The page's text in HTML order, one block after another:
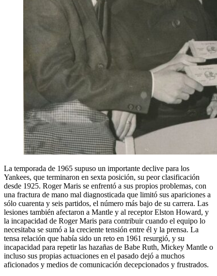
La temporada de 1965 supuso un importante declive para los
Yankees, que terminaron en sexta posición, su peor clasificación
desde 1925. Roger Maris se enfrentó a sus propios problemas, con
una fractura de mano mal diagnosticada que limitó sus apariciones a
sólo cuarenta y seis partidos, el número más bajo de su carrera. Las
lesiones también afectaron a Mantle y al receptor Elston Howard, y
la incapacidad de Roger Maris para contribuir cuando el equipo lo
necesitaba se sumó a la creciente tensión entre él y la prensa. La
tensa relación que había sido un reto en 1961 resurgió, y su
incapacidad para repetir las hazañas de Babe Ruth, Mickey Mantle o
incluso sus propias actuaciones en el pasado dejó a muchos
aficionados y medios de comunicación decepcionados y frustrados.